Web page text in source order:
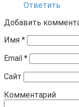
Ответить
Добавить
Имя *
Email *
Сайт
Комментарий